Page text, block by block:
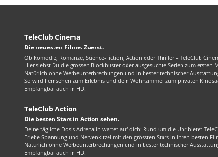
TeleClub Cinema
Die neuesten Filme. Zuerst.
Ob Komödie, Romanze, Science-Fiction, Action oder Thriller – TeleClub
Hier siehst Du die grossen Blockbuster oder ausgesuchte Serien zum ersten
Natürlich ohne Werbeunterbrechungen und in bester technischer
So wird Fernsehen zum Erlebnis und dein Wohnzimmer zum privaten
Empfangbar auch in HD.
TeleClub Action
Die besten Stars in Action sehen.
Deine tägliche Dosis Adrenalin wartet auf dich: Rund um die Uhr bietet
Erlebe Spannung und Nervenkitzel mit den grössten Stars in ihren besten
Natürlich ohne Werbeunterbrechungen und in bester technischer
Empfangbar auch in HD.